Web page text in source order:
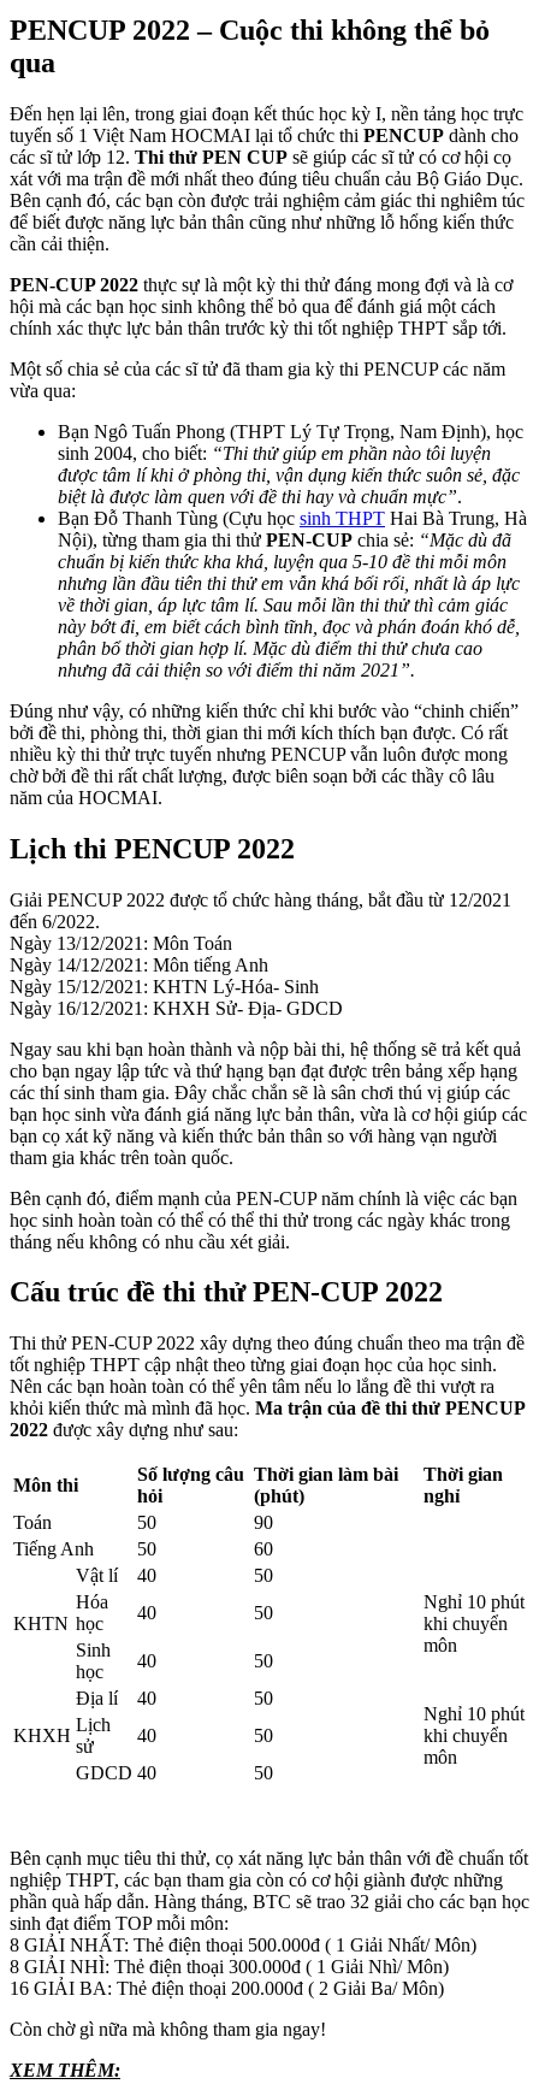
PENCUP 2022 – Cuộc thi không thể bỏ
qua
Đến hẹn lại lên, trong giai đoạn kết thúc học kỳ I, nền tảng học trực
tuyến số 1 Việt Nam HOCMAI lại tổ chức thi PENCUP dành cho
các sĩ tử lớp 12. Thi thử PEN CUP sẽ giúp các sĩ tử có cơ hội cọ
xát với ma trận đề mới nhất theo đúng tiêu chuẩn cảu Bộ Giáo Dục.
Bên cạnh đó, các bạn còn được trải nghiệm cảm giác thi nghiêm túc
để biết được năng lực bản thân cũng như những lỗ hổng kiến thức
cần cải thiện.
PEN-CUP 2022 thực sự là một kỳ thi thử đáng mong đợi và là cơ
hội mà các bạn học sinh không thể bỏ qua để đánh giá một cách
chính xác thực lực bản thân trước kỳ thi tốt nghiệp THPT sắp tới.
Một số chia sẻ của các sĩ tử đã tham gia kỳ thi PENCUP các năm
vừa qua:
Bạn Ngô Tuấn Phong (THPT Lý Tự Trọng, Nam Định), học
sinh 2004, cho biết: “Thi thử giúp em phần nào tôi luyện
được tâm lí khi ở phòng thi, vận dụng kiến thức suôn sẻ, đặc
biệt là được làm quen với đề thi hay và chuẩn mực”.
Bạn Đỗ Thanh Tùng (Cựu học sinh THPT Hai Bà Trung, Hà
Nội), từng tham gia thi thử PEN-CUP chia sẻ: “Mặc dù đã
chuẩn bị kiến thức kha khá, luyện qua 5-10 đề thi mỗi môn
nhưng lần đầu tiên thi thử em vẫn khá bối rối, nhất là áp lực
về thời gian, áp lực tâm lí. Sau mỗi lần thi thử thì cảm giác
này bớt đi, em biết cách bình tĩnh, đọc và phán đoán khó dễ,
phân bổ thời gian hợp lí. Mặc dù điểm thi thử chưa cao
nhưng đã cải thiện so với điểm thi năm 2021”.
Đúng như vậy, có những kiến thức chỉ khi bước vào “chinh chiến”
bởi đề thi, phòng thi, thời gian thi mới kích thích bạn được. Có rất
nhiều kỳ thi thử trực tuyến nhưng PENCUP vẫn luôn được mong
chờ bởi đề thi rất chất lượng, được biên soạn bởi các thầy cô lâu
năm của HOCMAI.
Lịch thi PENCUP 2022
Giải PENCUP 2022 được tổ chức hàng tháng, bắt đầu từ 12/2021
đến 6/2022.
Ngày 13/12/2021: Môn Toán
Ngày 14/12/2021: Môn tiếng Anh
Ngày 15/12/2021: KHTN Lý-Hóa- Sinh
Ngày 16/12/2021: KHXH Sử- Địa- GDCD
Ngay sau khi bạn hoàn thành và nộp bài thi, hệ thống sẽ trả kết quả
cho bạn ngay lập tức và thứ hạng bạn đạt được trên bảng xếp hạng
các thí sinh tham gia. Đây chắc chắn sẽ là sân chơi thú vị giúp các
bạn học sinh vừa đánh giá năng lực bản thân, vừa là cơ hội giúp các
bạn cọ xát kỹ năng và kiến thức bản thân so với hàng vạn người
tham gia khác trên toàn quốc.
Bên cạnh đó, điểm mạnh của PEN-CUP năm chính là việc các bạn
học sinh hoàn toàn có thể có thể thi thử trong các ngày khác trong
tháng nếu không có nhu cầu xét giải.
Cấu trúc đề thi thử PEN-CUP 2022
Thi thử PEN-CUP 2022 xây dựng theo đúng chuẩn theo ma trận đề
tốt nghiệp THPT cập nhật theo từng giai đoạn học của học sinh.
Nên các bạn hoàn toàn có thể yên tâm nếu lo lắng đề thi vượt ra
khỏi kiến thức mà mình đã học. Ma trận của đề thi thử PENCUP
2022 được xây dựng như sau:
Môn thi
Số lượng câu
hỏi
Thời gian làm bài
(phút)
Thời gian
nghỉ
Toán
50
90
Tiếng Anh
50 60
KHTN
Vật lí 40
50
Nghỉ 10 phút
khi chuyển
môn
Hóa
học
40
50
Sinh
học
40 50
KHXH
Địa lí 40 50
Nghỉ 10 phút
khi chuyển
môn
Lịch
sử
40
50
GDCD 40 50
Bên cạnh mục tiêu thi thử, cọ xát năng lực bản thân với đề chuẩn tốt
nghiệp THPT, các bạn tham gia còn có cơ hội giành được những
phần quà hấp dẫn. Hàng tháng, BTC sẽ trao 32 giải cho các bạn học
sinh đạt điểm TOP mỗi môn:
8 GIẢI NHẤT: Thẻ điện thoại 500.000đ ( 1 Giải Nhất/ Môn)
8 GIẢI NHÌ: Thẻ điện thoại 300.000đ ( 1 Giải Nhì/ Môn)
16 GIẢI BA: Thẻ điện thoại 200.000đ ( 2 Giải Ba/ Môn)
Còn chờ gì nữa mà không tham gia ngay!
XEM THÊM: